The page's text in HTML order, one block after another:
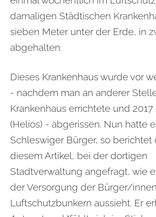
damaligen Städtischen
sieben Meter unter der Erde, in
abgehalten.
Dieses Krankenhaus wurde vor
- nachdem man an anderer
Krankenhaus errichtete und
(Helios) - abgerissen. Nun hatte
Schleswiger Bürger, so berichtet
diesem Artikel, bei der dortigen
Stadtverwaltung angefragt, wie
der Versorgung der Bürger/
Luftschutzbunkern aussieht. Er